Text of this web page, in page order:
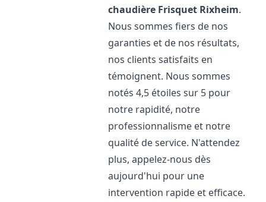
chaudière Frisquet Rixheim.
Nous sommes fiers de nos
garanties et de nos résultats,
nos clients satisfaits en
témoignent. Nous sommes
notés 4,5 étoiles sur 5 pour
notre rapidité, notre
professionnalisme et notre
qualité de service. N'attendez
plus, appelez-nous dès
aujourd'hui pour une
intervention rapide et efficace.